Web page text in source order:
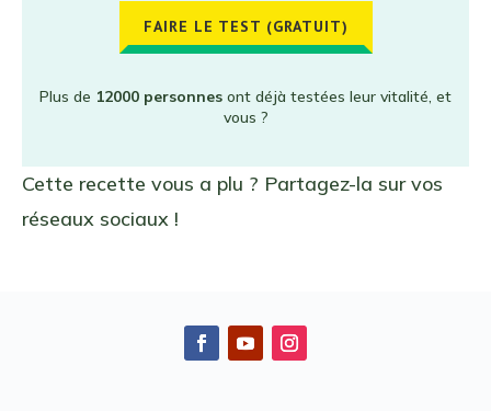
FAIRE LE TEST (GRATUIT)
Plus de 12000 personnes ont déjà testées leur vitalité, et
vous ?
Cette recette vous a plu ? Partagez-la sur vos
réseaux sociaux !